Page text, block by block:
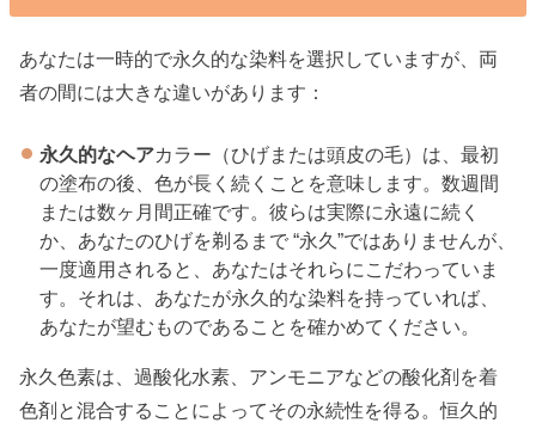
あなたは一時的で永久的な染料を選択していますが、両
者の間には大きな違いがあります：
永久的なヘアカラー（ひげまたは頭皮の毛）は、最初
の塗布の後、色が長く続くことを意味します。数週間
または数ヶ月間正確です。彼らは実際に永遠に続く
か、あなたのひげを剃るまで “永久”ではありませんが、
一度適用されると、あなたはそれらにこだわっていま
す。それは、あなたが永久的な染料を持っていれば、
あなたが望むものであることを確かめてください。
永久色素は、過酸化水素、アンモニアなどの酸化剤を着
色剤と混合することによってその永続性を得る。恒久的